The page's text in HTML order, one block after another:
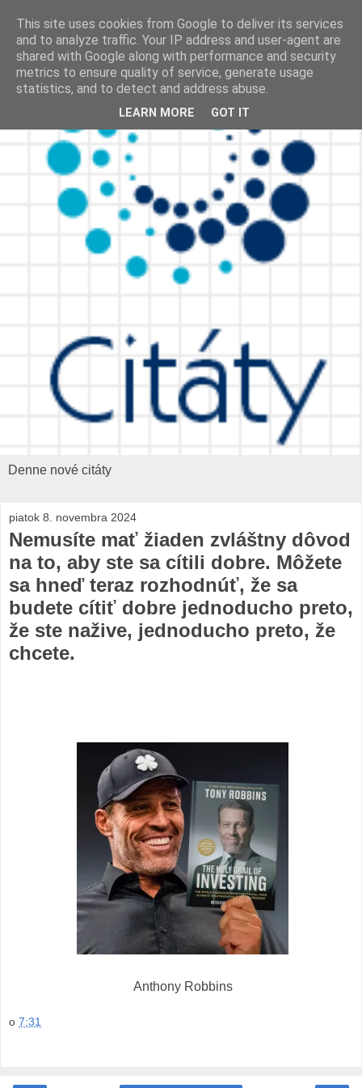
Denne nové citáty
piatok 8. novembra 2024
Nemusíte mať žiaden zvláštny dôvod
na to, aby ste sa cítili dobre. Môžete
sa hneď teraz rozhodnúť, že sa
budete cítiť dobre jednoducho preto,
že ste nažive, jednoducho preto, že
chcete.
Anthony Robbins
o 7:31
This site uses cookies from Google to deliver its services
and to analyze traffic. Your IP address and user-agent are
shared with Google along with performance and security
metrics to ensure quality of service, generate usage
statistics, and to detect and address abuse.
LEARN MORE GOT IT